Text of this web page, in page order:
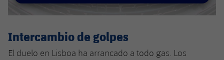
Jugadores
Historia
Clasificaciones
Juvenil
Infantil
Noticias
Atletismo
Actualidad
Baloncesto en silla de ruedas
plusicon
Intercambio de golpes
El duelo en Lisboa ha arrancado a todo gas. Los